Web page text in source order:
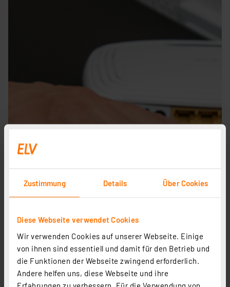
Zustimmung Details Über Cookies
Diese Webseite verwendet Cookies
Wir verwenden Cookies auf unserer Webseite. Einige
von ihnen sind essentiell und damit für den Betrieb und
die Funktionen der Webseite zwingend erforderlich.
Andere helfen uns, diese Webseite und ihre
Erfahrungen zu verbessern. Für die Verwendung von